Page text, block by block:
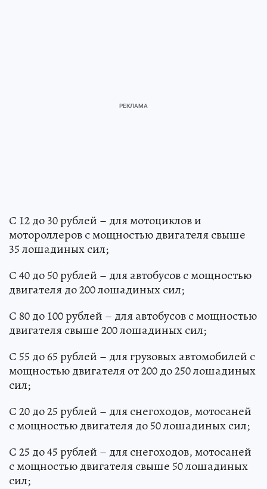
С 12 до 30 рублей – для мотоциклов и
мотороллеров с мощностью двигателя свыше
35 лошадиных сил;
С 40 до 50 рублей – для автобусов с мощностью
двигателя до 200 лошадиных сил;
С 80 до 100 рублей – для автобусов с мощностью
двигателя свыше 200 лошадиных сил;
С 55 до 65 рублей – для грузовых автомобилей с
мощностью двигателя от 200 до 250 лошадиных
сил;
С 20 до 25 рублей – для снегоходов, мотосаней
с мощностью двигателя до 50 лошадиных сил;
С 25 до 45 рублей – для снегоходов, мотосаней
с мощностью двигателя свыше 50 лошадиных
сил;